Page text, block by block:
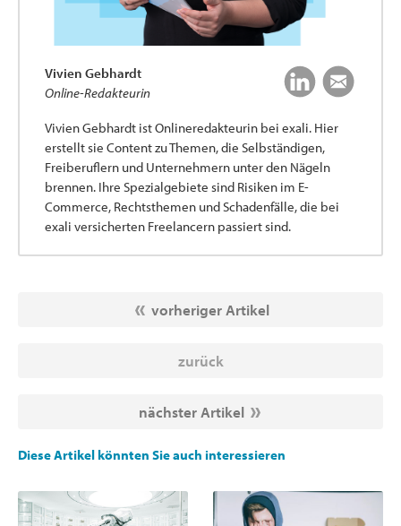
Vivien Gebhardt
Online-Redakteurin
Vivien Gebhardt ist Onlineredakteurin bei exali. Hier
erstellt sie Content zu Themen, die Selbständigen,
Freiberuflern und Unternehmern unter den Nägeln
brennen. Ihre Spezialgebiete sind Risiken im E-
Commerce, Rechtsthemen und Schadenfälle, die bei
exali versicherten Freelancern passiert sind.
vorheriger Artikel
zurück
nächster Artikel
Diese Artikel könnten Sie auch interessieren